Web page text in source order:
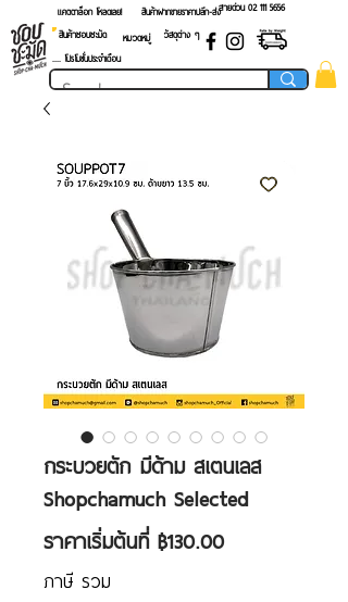
แคตตาล็อก โหลดเลย! สายด่วน 02 ​111 5656
สินค้าฝากขายราคาปลีก-ส่ง
สินค้าชอบชะมัด
หมวดหมู่
วัสดุต่าง ๆ
.... โปรโมชั่นประจำเดือน
กระบวยตัก มีด้าม สเตนเลส
Shopchamuch Selected
ราคาเริ่มต้นที่ ฿130.00ราคา
ภาษี รวม